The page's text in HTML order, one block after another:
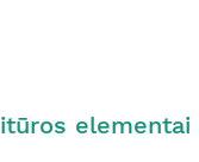
elementai